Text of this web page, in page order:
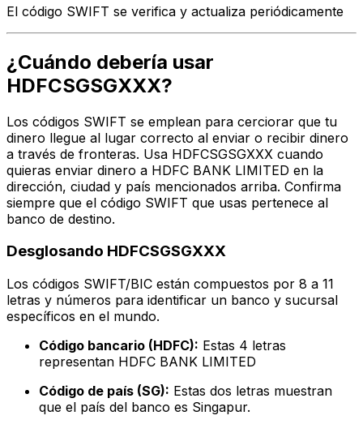
El código SWIFT se verifica y actualiza periódicamente
¿Cuándo debería usar
HDFCSGSGXXX?
Los códigos SWIFT se emplean para cerciorar que tu
dinero llegue al lugar correcto al enviar o recibir dinero
a través de fronteras. Usa HDFCSGSGXXX cuando
quieras enviar dinero a HDFC BANK LIMITED en la
dirección, ciudad y país mencionados arriba. Confirma
siempre que el código SWIFT que usas pertenece al
banco de destino.
Desglosando HDFCSGSGXXX
Los códigos SWIFT/BIC están compuestos por 8 a 11
letras y números para identificar un banco y sucursal
específicos en el mundo.
Código bancario (HDFC): Estas 4 letras
representan HDFC BANK LIMITED
Código de país (SG): Estas dos letras muestran
que el país del banco es Singapur.